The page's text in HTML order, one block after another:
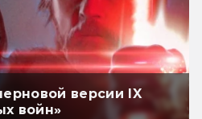
версии IX
войн»